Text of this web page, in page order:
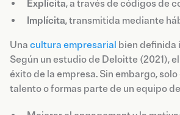
Explícita, a través de códigos de
Implícita, transmitida mediante
Una cultura empresarial bien definida
Según un estudio de Deloitte (2021),
éxito de la empresa. Sin embargo,
talento o formas parte de un equipo